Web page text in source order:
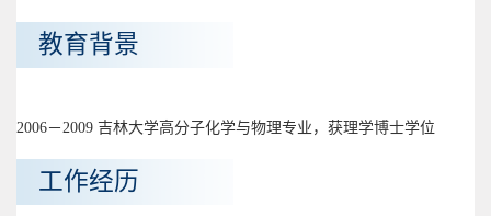
教育背景
2006－2009 吉林大学高分子化学与物理专业，获理学博士学位
工作经历